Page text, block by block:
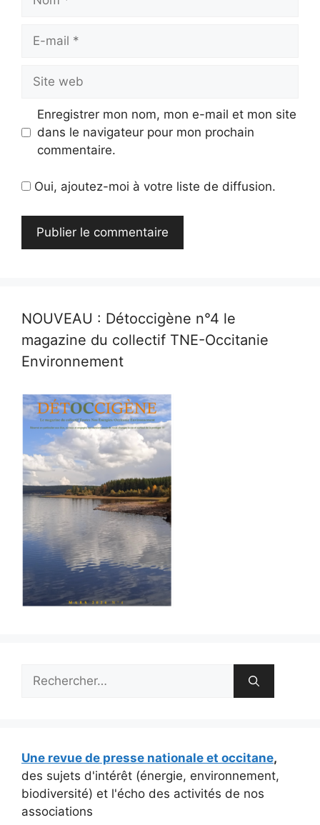
Site
web
Enregistrer mon nom, mon e-mail et mon site
dans le navigateur pour mon prochain
commentaire.
Oui, ajoutez-moi à votre liste de diffusion.
NOUVEAU : Détoccigène n°4 le
magazine du collectif TNE-Occitanie
Environnement
Rechercher :
Une revue de presse nationale et occitane,
des sujets d'intérêt (énergie, environnement,
biodiversité) et l'écho des activités de nos
associations